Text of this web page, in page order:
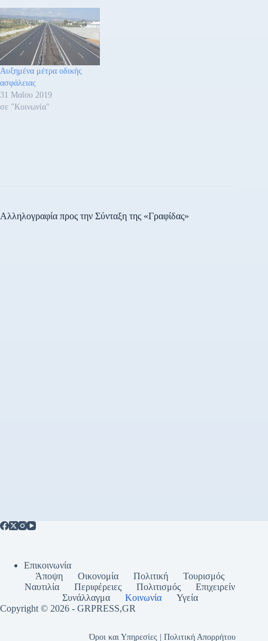
Αυξημένα μέτρα οδικής
ασφάλειας
31 Μαΐου 2019
σε "Κοινωνία"
Αλληλογραφία προς την Σύνταξη της «Γραφίδας»
Επικοινωνία
Άποψη
Οικονομία Πολιτική
Τουρισμός
Ναυτιλία
Περιφέρειες Πολιτισμός
Επιχειρείν
Συνάλλαγμα
Κοινωνία
Υγεία
Copyright © 2026 - GRPRESS,GR
Όροι και Υπηρεσίες | Πολιτική Απορρήτου